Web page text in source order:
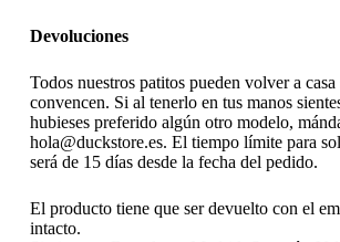
Devoluciones
Todos nuestros patitos pueden volver a casa
convencen. Si al tenerlo en tus manos
hubieses preferido algún otro modelo,
hola@duckstore.es. El tiempo límite para
será de 15 días desde la fecha del pedido.
El producto tiene que ser devuelto con el
intacto.